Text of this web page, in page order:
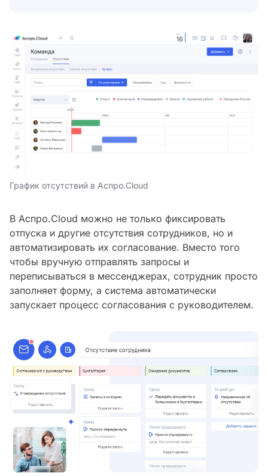
График отсутствий в Аспро.Cloud
В Аспро.Cloud можно не только фиксировать
отпуска и другие отсутствия сотрудников, но и
автоматизировать их согласование. Вместо того
чтобы вручную отправлять запросы и
переписываться в мессенджерах, сотрудник просто
заполняет форму, а система автоматически
запускает процесс согласования с руководителем.